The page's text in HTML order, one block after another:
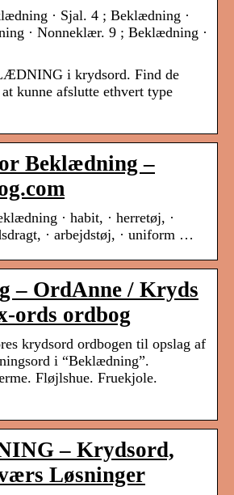
· Sjal. 4 ; Beklædning ·
· Nonneklær. 9 ; Beklædning ·
i krydsord. Find de
kunne afslutte ethvert type
Beklædning –
· habit, · herretøj, ·
· arbejdstøj, · uniform …
– OrdAnne / Kryds
ords ordbog
krydsord ordbogen til opslag af
i “Beklædning”.
Fløjlshue. Fruekjole.
– Krydsord,
Løsninger